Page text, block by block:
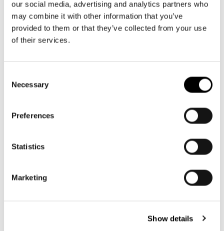
our social media, advertising and analytics partners who
may combine it with other information that you’ve
provided to them or that they’ve collected from your use
of their services.
Selection
Necessary
Preferences
Statistics
Marketing
Show details
regards indiscrets et les intempéries